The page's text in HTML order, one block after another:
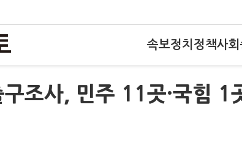
속보정치 정책사회
구조사, 민주 11곳·국힘